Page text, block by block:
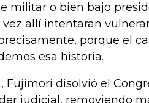
militar o bien bajo
vez allí intentaran
porque el
esa historia.
Fujimori disolvió el
judicial, removiendo